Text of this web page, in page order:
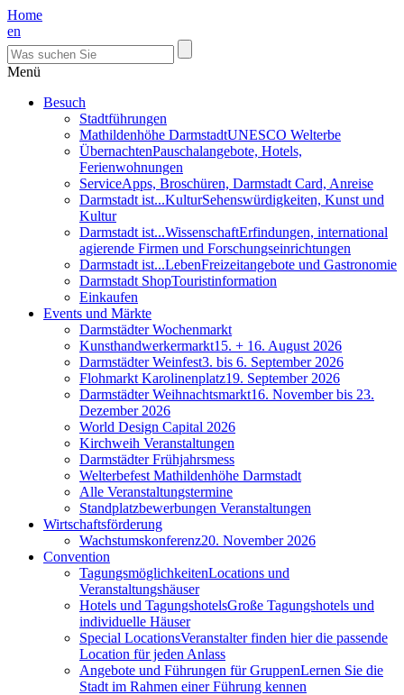
Home
en
Menü
Besuch
Stadtführungen
Mathildenhöhe DarmstadtUNESCO Welterbe
ÜbernachtenPauschalangebote, Hotels,
Ferienwohnungen
ServiceApps, Broschüren, Darmstadt Card, Anreise
Darmstadt ist...KulturSehenswürdigkeiten, Kunst und
Kultur
Darmstadt ist...WissenschaftErfindungen, international
agierende Firmen und Forschungseinrichtungen
Darmstadt ist...LebenFreizeitangebote und Gastronomie
Darmstadt ShopTouristinformation
Einkaufen
Events und Märkte
Darmstädter Wochenmarkt
Kunsthandwerkermarkt15. + 16. August 2026
Darmstädter Weinfest3. bis 6. September 2026
Flohmarkt Karolinenplatz19. September 2026
Darmstädter Weihnachtsmarkt16. November bis 23.
Dezember 2026
World Design Capital 2026
Kirchweih Veranstaltungen
Darmstädter Frühjahrsmess
Welterbefest Mathildenhöhe Darmstadt
Alle Veranstaltungstermine
Standplatzbewerbungen Veranstaltungen
Wirtschaftsförderung
Wachstumskonferenz20. November 2026
Convention
TagungsmöglichkeitenLocations und
Veranstaltungshäuser
Hotels und TagungshotelsGroße Tagungshotels und
individuelle Häuser
Special LocationsVeranstalter finden hier die passende
Location für jeden Anlass
Angebote und Führungen für GruppenLernen Sie die
Stadt im Rahmen einer Führung kennen